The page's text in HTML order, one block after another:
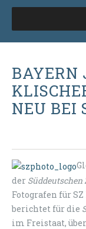
BAYERN
NEU BEI
der Süddeutschen
Fotografen für
berichtet für die
im Freistaat,